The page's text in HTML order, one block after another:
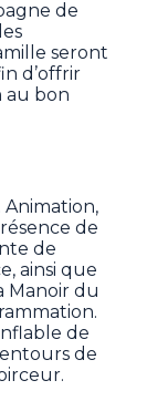
de
seront
d’offrir
au bon
Animation,
de
de
ainsi que
Manoir du
de
de